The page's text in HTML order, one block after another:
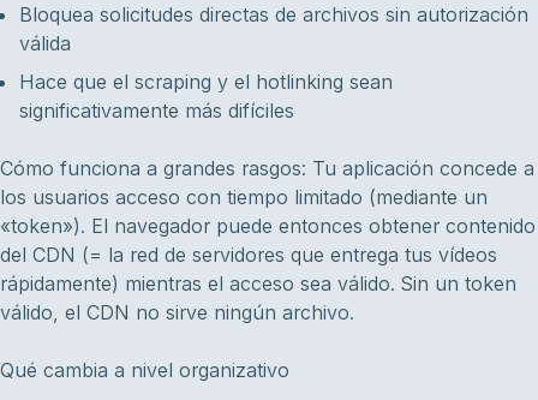
Bloquea solicitudes directas de archivos sin autorización
válida
Hace que el scraping y el hotlinking sean
significativamente más difíciles
Cómo funciona a grandes rasgos: Tu aplicación concede a
los usuarios acceso con tiempo limitado (mediante un
«token»). El navegador puede entonces obtener contenido
del CDN (= la red de servidores que entrega tus vídeos
rápidamente) mientras el acceso sea válido. Sin un token
válido, el CDN no sirve ningún archivo.
Qué cambia a nivel organizativo